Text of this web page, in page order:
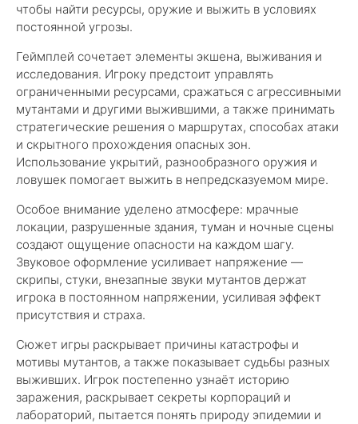
чтобы найти ресурсы, оружие и выжить в условиях
постоянной угрозы.
Геймплей сочетает элементы экшена, выживания и
исследования. Игроку предстоит управлять
ограниченными ресурсами, сражаться с агрессивными
мутантами и другими выжившими, а также принимать
стратегические решения о маршрутах, способах атаки
и скрытного прохождения опасных зон.
Использование укрытий, разнообразного оружия и
ловушек помогает выжить в непредсказуемом мире.
Особое внимание уделено атмосфере: мрачные
локации, разрушенные здания, туман и ночные сцены
создают ощущение опасности на каждом шагу.
Звуковое оформление усиливает напряжение —
скрипы, стуки, внезапные звуки мутантов держат
игрока в постоянном напряжении, усиливая эффект
присутствия и страха.
Сюжет игры раскрывает причины катастрофы и
мотивы мутантов, а также показывает судьбы разных
выживших. Игрок постепенно узнаёт историю
заражения, раскрывает секреты корпораций и
лабораторий, пытается понять природу эпидемии и